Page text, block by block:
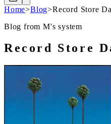
Home>Blog>Record Store
Blog from M's system
Record Store